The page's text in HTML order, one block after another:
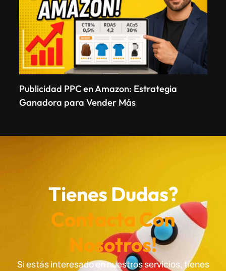
Publicidad PPC en Amazon: Estrategia
Ganadora para Vender Más
Tienes Dudas?
Contacta Con
Nosotros!
Si estás interesado en nuestros servicios, tienes